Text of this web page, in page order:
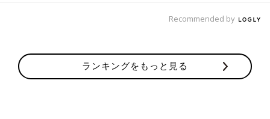
Recommended by
ランキングをもっと見る